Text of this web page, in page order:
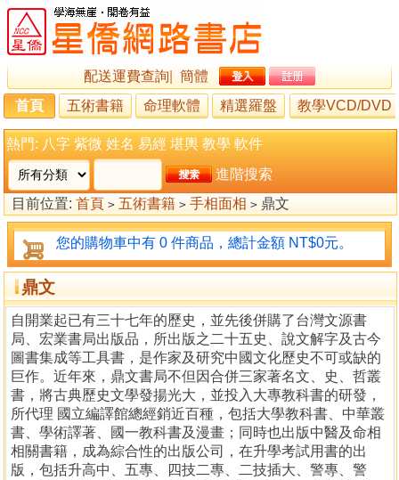
配送運費查詢
簡體
首頁
五術書籍 命理軟體 精選羅盤 教學VCD/DVD
熱門: 八字 紫微 姓名 易經 堪輿 教學 軟件
進階搜索
目前位置: 首頁 > 五術書籍 > 手相面相 > 鼎文
您的購物車中有 0 件商品，總計金額 NT$0元。
鼎文
自開業起已有三十七年的歷史，並先後併購了台灣文源書
局、宏業書局出版品，所出版之二十五史、說文解字及古今
圖書集成等工具書，是作家及研究中國文化歷史不可或缺的
巨作。近年來，鼎文書局不但因合併三家著名文、史、哲叢
書，將古典歷史文學發揚光大，並投入大專教科書的研發，
所代理 國立編譯館總經銷近百種，包括大學教科書、中華叢
書、學術譯著、國一教科書及漫畫；同時也出版中醫及命相
相關書籍，成為綜合性的出版公司，在升學考試用書的出
版，包括升高中、五專、四技二專、二技插大、警專、警